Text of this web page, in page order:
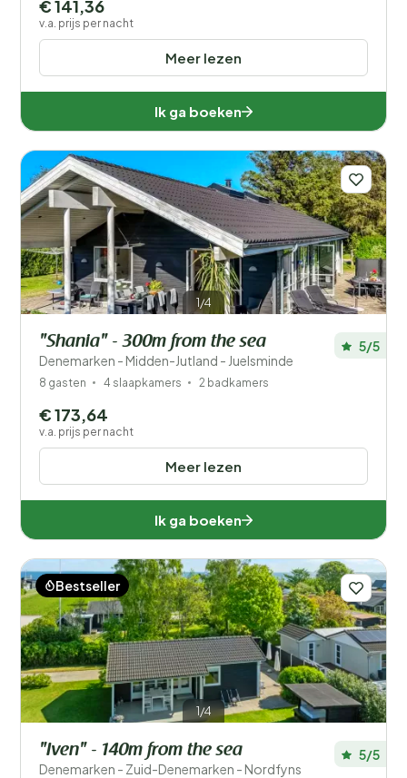
Meer lezen
€ 141,36
v.a. prijs per nacht
Ik ga boeken
1/4
"Shania" - 300m from the sea
Denemarken - Midden-Jutland - Juelsminde
5/5
8 gasten 4 slaapkamers 2 badkamers
Meer lezen
€ 173,64
v.a. prijs per nacht
Ik ga boeken
1/4
Bestseller
"Iven" - 140m from the sea
Denemarken - Zuid-Denemarken - Nordfyns
5/5